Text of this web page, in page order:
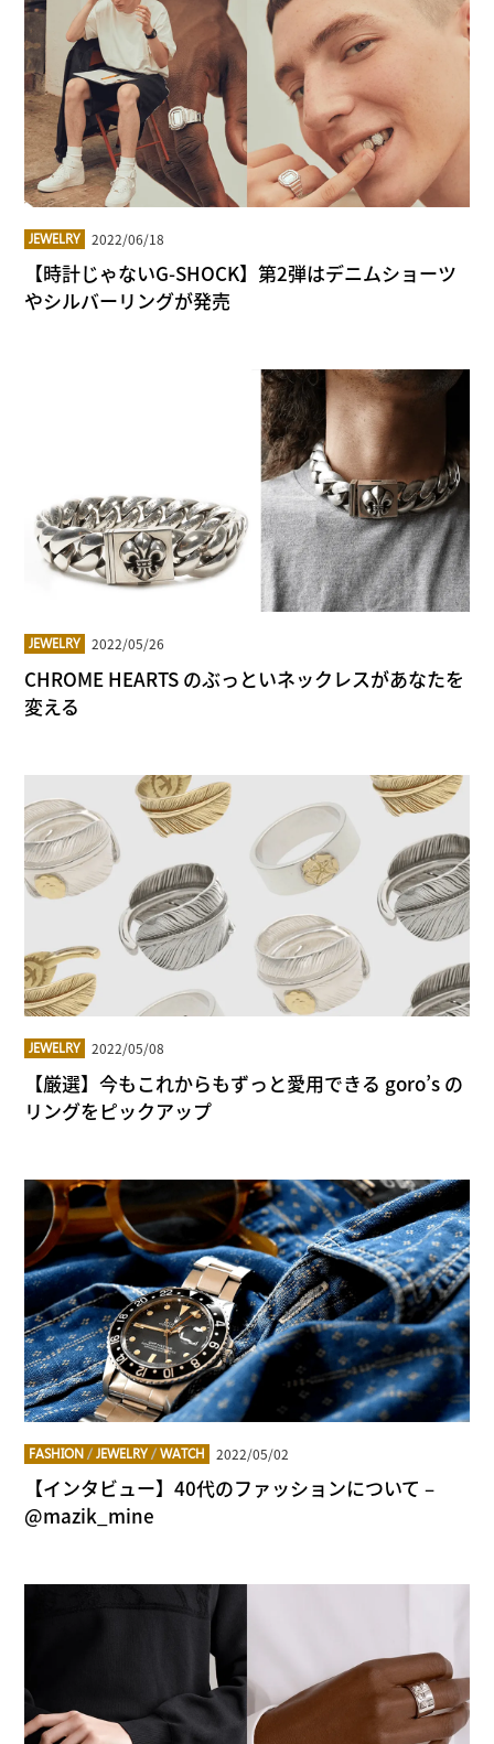
JEWELRY 2022/06/18
【時計じゃないG-SHOCK】第2弾はデニムショーツ
やシルバーリングが発売
JEWELRY 2022/05/26
CHROME HEARTS のぶっといネックレスがあなたを
変える
JEWELRY 2022/05/08
【厳選】今もこれからもずっと愛用できる goro’s の
リングをピックアップ
FASHION /JEWELRY /WATCH 2022/05/02
【インタビュー】40代のファッションについて –
@mazik_mine